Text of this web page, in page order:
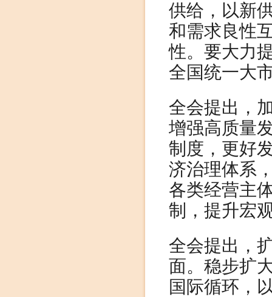
供给，以新
和需求良性
性。要大力
全国统一大
全会提出，
增强高质量
制度，更好
济治理体系
各类经营主
制，提升宏
全会提出，
面。稳步扩
国际循环，